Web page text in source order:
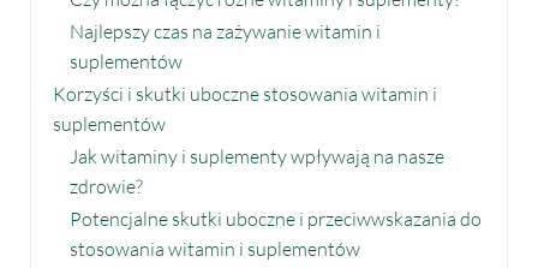
Najlepszy czas na zażywanie witamin i
suplementów
Korzyści i skutki uboczne stosowania witamin i
suplementów
Jak witaminy i suplementy wpływają na nasze
zdrowie?
Potencjalne skutki uboczne i przeciwwskazania do
stosowania witamin i suplementów